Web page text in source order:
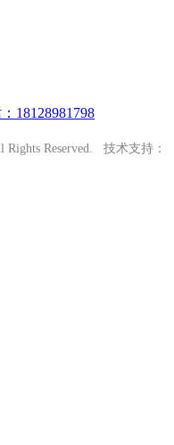
18128981798
Rights Reserved. 技术支持：